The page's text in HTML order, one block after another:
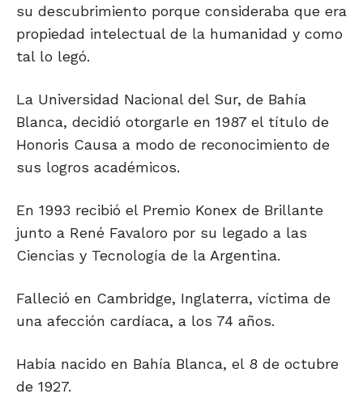
su descubrimiento porque consideraba que era
propiedad intelectual de la humanidad y como
tal lo legó.
La Universidad Nacional del Sur, de Bahía
Blanca, decidió otorgarle en 1987 el título de
Honoris Causa a modo de reconocimiento de
sus logros académicos.
En 1993 recibió el Premio Konex de Brillante
junto a René Favaloro por su legado a las
Ciencias y Tecnología de la Argentina.
Falleció en Cambridge, Inglaterra, víctima de
una afección cardíaca, a los 74 años.
Había nacido en Bahía Blanca, el 8 de octubre
de 1927.